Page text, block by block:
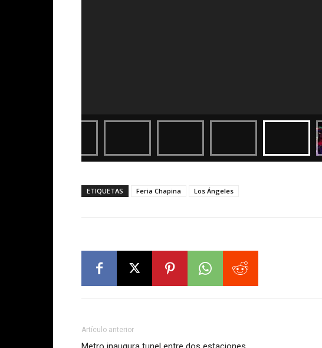
ETIQUETAS Feria Chapina Los Ángeles
Artículo anterior